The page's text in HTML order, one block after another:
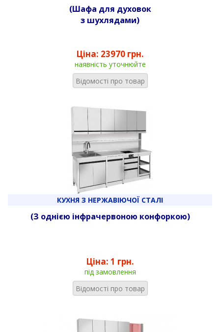
(Шафа для духовок
з шухлядами)
Ціна: 23970 грн.
наявність уточнюйте
Відомості про товар
КУХНЯ З НЕРЖАВІЮЧОЇ СТАЛІ
(З однією інфрачервоною конфоркою)
Ціна: 1 грн.
під замовлення
Відомості про товар